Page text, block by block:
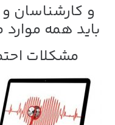
و کارشناسان
باید همه موارد
مشکلات